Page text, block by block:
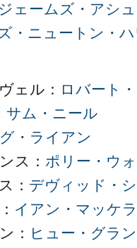
ジェームズ・アシ
・ニュートン・
ェル： ロバート
サム・ニール
・ライアン
ス： ポリー・ウ
： デヴィッド・
イアン・マッケ
： ヒュー・グラン